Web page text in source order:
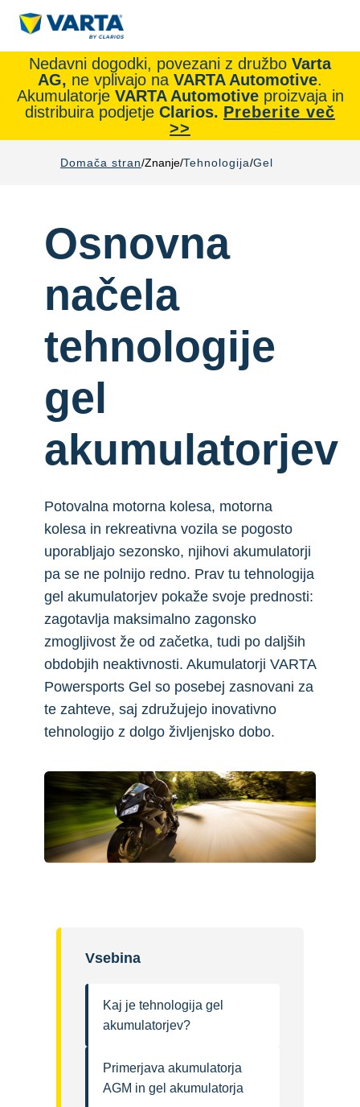
Nedavni dogodki, povezani z družbo Varta
AG, ne vplivajo na VARTA Automotive.
Akumulatorje VARTA Automotiveproizvaja in
distribuira podjetje Clarios. Preberite več
>>
Domača stran Znanje Tehnologija Gel
Osnovna
načela
tehnologije
gel
akumulatorjev
Potovalna motorna kolesa, motorna
kolesa in rekreativna vozila se pogosto
uporabljajo sezonsko, njihovi akumulatorji
pa se ne polnijo redno. Prav tu tehnologija
gel akumulatorjev pokaže svoje prednosti:
zagotavlja maksimalno zagonsko
zmogljivost že od začetka, tudi po daljših
obdobjih neaktivnosti. Akumulatorji VARTA
Powersports Gel so posebej zasnovani za
te zahteve, saj združujejo inovativno
tehnologijo z dolgo življenjsko dobo.
Vsebina
Kaj je tehnologija gel
akumulatorjev?
Primerjava akumulatorja
AGM in gel akumulatorja